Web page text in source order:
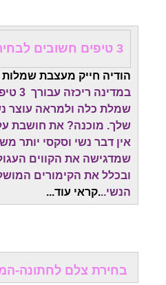
3 טיפים חשובים לבחירת שמלת כלה
הודיה חייק מעצבת
שמלת כלה ולמראה עוצר
שלך. מוכנה? את חושבת
אין דבר נשי וסקסי יותר
שמדגישה את הקווים
ובכלל את הקימורים
הנשי...קראי עוד...
בחירת צלם לחתונה-